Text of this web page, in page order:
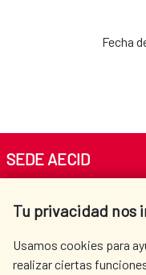
Fecha
Tu privacidad nos
Usamos cookies para
realizar ciertas
SEDE AECID
Tel. +34 900 20 30 54​​​​​​​